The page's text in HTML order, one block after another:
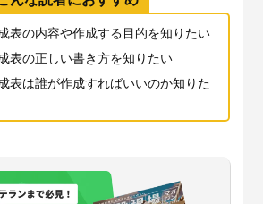
表の内容や作成する目的を知りたい
表の正しい書き方を知りたい
表は誰が作成すればいいのか知りた